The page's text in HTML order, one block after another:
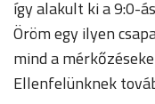
így alakult ki a 9:0-
Öröm egy ilyen
mind a
Ellenfelünknek